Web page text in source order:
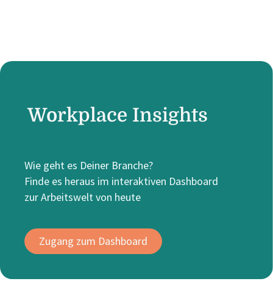
Workplace Insights
Wie geht es Deiner Branche?
Finde es heraus im interaktiven Dashboard
zur Arbeitswelt von heute
Zugang zum Dashboard